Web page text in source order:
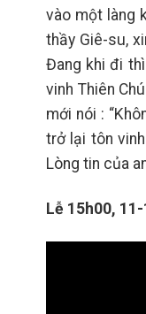
vào một làng
thầy Giê-su,
Đang khi đi
vinh Thiên
mới nói :
trở lại tôn
Lòng tin của
Lễ 15h00,